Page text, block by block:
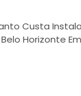
Custa
Horizonte